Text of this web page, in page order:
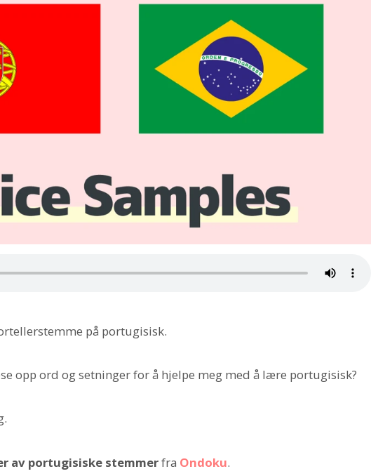
på portugisisk.
opp ord og setninger for å hjelpe meg med å lære portugisisk?
av portugisiske stemmerfra Ondoku.